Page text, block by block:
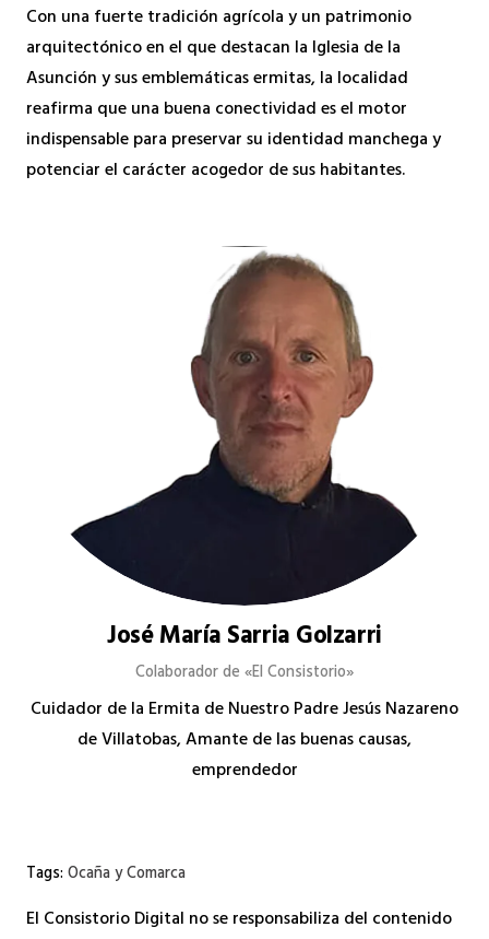
Con una fuerte tradición agrícola y un patrimonio
arquitectónico en el que destacan la Iglesia de la
Asunción y sus emblemáticas ermitas, la localidad
reafirma que una buena conectividad es el motor
indispensable para preservar su identidad manchega y
potenciar el carácter acogedor de sus habitantes.
José María Sarria Golzarri
Colaborador de «El Consistorio»
Cuidador de la Ermita de Nuestro Padre Jesús Nazareno
de Villatobas, Amante de las buenas causas,
emprendedor
Tags:Ocaña y Comarca
El Consistorio Digital no se responsabiliza del contenido